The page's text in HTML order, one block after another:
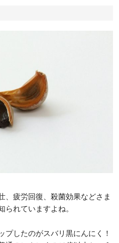
、疲労回復、殺菌効果などさま
られていますよね。
プしたのがスバリ黒にんにく！